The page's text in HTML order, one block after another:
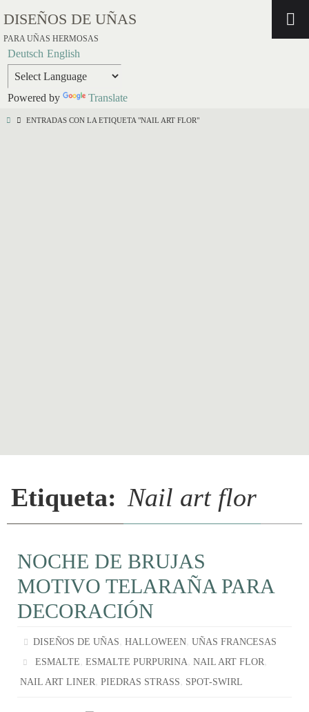
DISEÑOS DE UÑAS
PARA UÑAS HERMOSAS
Deutsch English
Powered by Translate
ENTRADAS CON LA ETIQUETA "NAIL ART FLOR"
Etiqueta: Nail art flor
NOCHE DE BRUJAS
MOTIVO TELARAÑA PARA
DECORACIÓN
DISEÑOS DE UÑAS,HALLOWEEN,UÑAS FRANCESAS
ESMALTE,ESMALTE PURPURINA,NAIL ART FLOR,
NAIL ART LINER, PIEDRAS STRASS, SPOT-SWIRL